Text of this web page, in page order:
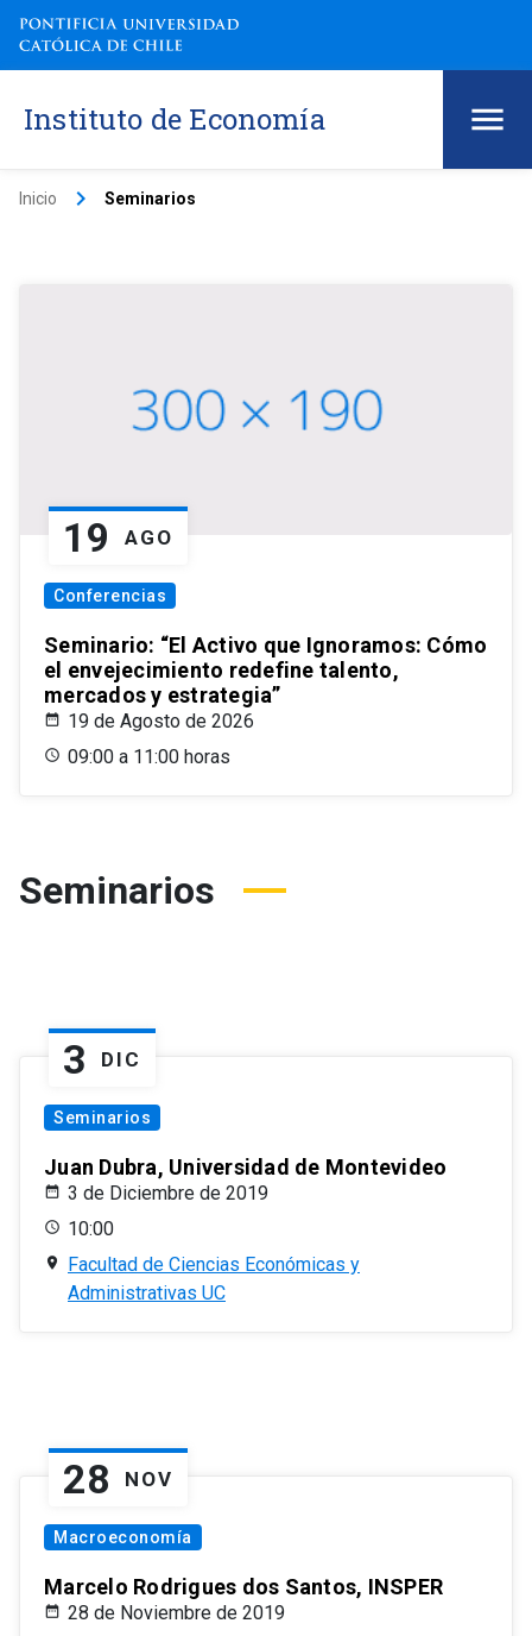
Instituto de Economía
Inicio keyboard_arrow_right Seminarios
19 AGO
Conferencias
Seminario: “El Activo que Ignoramos: Cómo
el envejecimiento redefine talento,
mercados y estrategia”
19 de Agosto de 2026
09:00 a 11:00 horas
Seminarios
3 DIC
Seminarios
Juan Dubra, Universidad de Montevideo
3 de Diciembre de 2019
10:00
Facultad de Ciencias Económicas y
Administrativas UC
28 NOV
Macroeconomía
Marcelo Rodrigues dos Santos, INSPER
28 de Noviembre de 2019